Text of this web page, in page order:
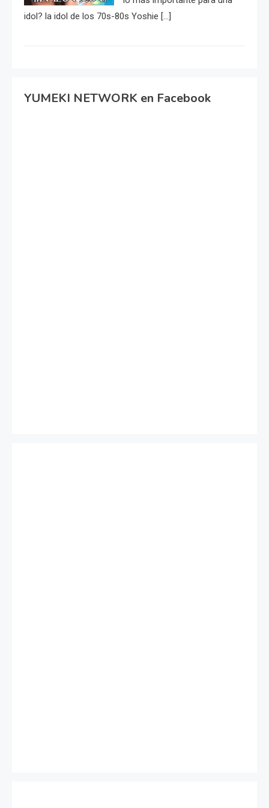
idol? la idol de los 70s-80s Yoshie […]
YUMEKI NETWORK en Facebook